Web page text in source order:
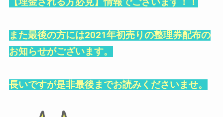
また最後の方には2021年初売りの整理券配布の
お知らせがございます。
長いですが是非最後までお読みくださいませ。